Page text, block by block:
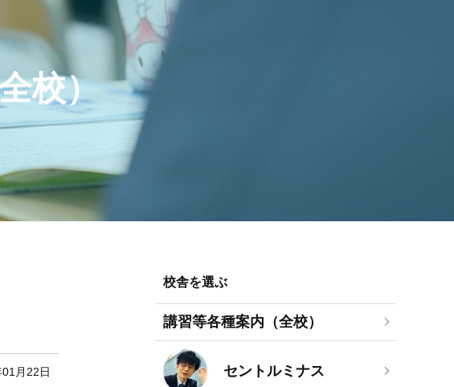
校）
月22日
校舎を選ぶ
講習等各種案内（全校）
セントルミナス